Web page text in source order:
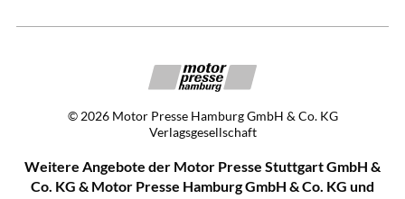
© 2026 Motor Presse Hamburg GmbH & Co. KG
Verlagsgesellschaft
Weitere Angebote der Motor Presse Stuttgart GmbH &
Co. KG & Motor Presse Hamburg GmbH & Co. KG und